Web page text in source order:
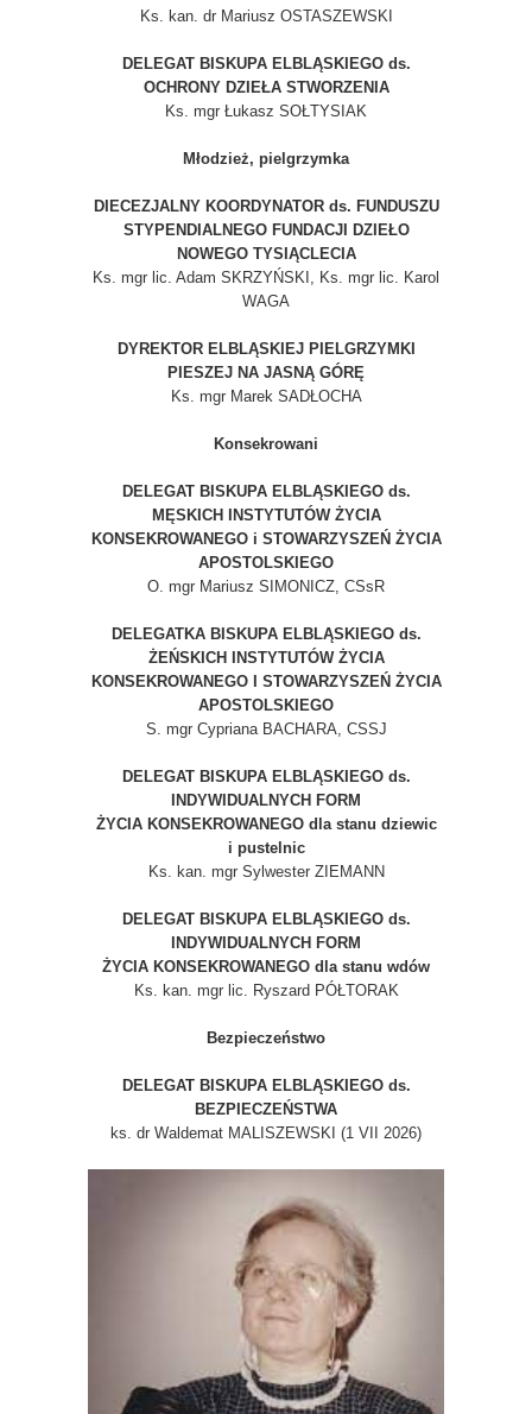
Ks. kan. dr Mariusz OSTASZEWSKI
DELEGAT BISKUPA ELBLĄSKIEGO ds.
OCHRONY DZIEŁA STWORZENIA
Ks. mgr Łukasz SOŁTYSIAK
Młodzież, pielgrzymka
DIECEZJALNY KOORDYNATOR ds. FUNDUSZU
STYPENDIALNEGO FUNDACJI DZIEŁO
NOWEGO TYSIĄCLECIA
Ks. mgr lic. Adam SKRZYŃSKI, Ks. mgr lic. Karol
WAGA
DYREKTOR ELBLĄSKIEJ PIELGRZYMKI
PIESZEJ NA JASNĄ GÓRĘ
Ks. mgr Marek SADŁOCHA
Konsekrowani
DELEGAT BISKUPA ELBLĄSKIEGO ds.
MĘSKICH INSTYTUTÓW ŻYCIA
KONSEKROWANEGO i STOWARZYSZEŃ ŻYCIA
APOSTOLSKIEGO
O. mgr Mariusz SIMONICZ, CSsR
DELEGATKA BISKUPA ELBLĄSKIEGO ds.
ŻEŃSKICH INSTYTUTÓW ŻYCIA
KONSEKROWANEGO I STOWARZYSZEŃ ŻYCIA
APOSTOLSKIEGO
S. mgr Cypriana BACHARA, CSSJ
DELEGAT BISKUPA ELBLĄSKIEGO ds.
INDYWIDUALNYCH FORM
ŻYCIA KONSEKROWANEGO dla stanu dziewic
i pustelnic
Ks. kan. mgr Sylwester ZIEMANN
DELEGAT BISKUPA ELBLĄSKIEGO ds.
INDYWIDUALNYCH FORM
ŻYCIA KONSEKROWANEGO dla stanu wdów
Ks. kan. mgr lic. Ryszard PÓŁTORAK
Bezpieczeństwo
DELEGAT BISKUPA ELBLĄSKIEGO ds.
BEZPIECZEŃSTWA
ks. dr Waldemat MALISZEWSKI (1 VII 2026)